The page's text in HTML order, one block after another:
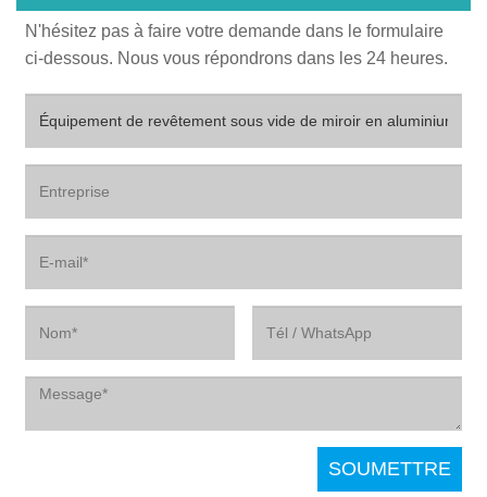
N'hésitez pas à faire votre demande dans le formulaire
ci-dessous. Nous vous répondrons dans les 24 heures.